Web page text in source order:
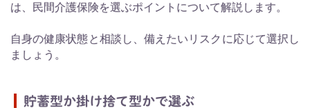
は、民間介護保険を選ぶポイントについて解説します。
自身の健康状態と相談し、備えたいリスクに応じて選択し
ましょう。
貯蓄型か掛け捨て型かで選ぶ